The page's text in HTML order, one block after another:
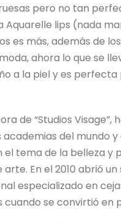
pero no tan
lips (nada
es más, además de
ahora lo que se
a la piel y es perfecta
de “Studios
del mundo
tema de la belleza y
En el 2010 abrió
especializado en
se convirtió en